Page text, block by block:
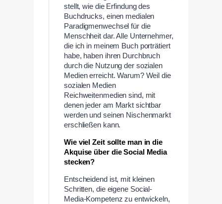
stellt, wie die Erfindung des
Buchdrucks, einen medialen
Paradigmenwechsel für die
Menschheit dar. Alle Unternehmer,
die ich in meinem Buch porträtiert
habe, haben ihren Durchbruch
durch die Nutzung der sozialen
Medien erreicht. Warum? Weil die
sozialen Medien
Reichweitenmedien sind, mit
denen jeder am Markt sichtbar
werden und seinen Nischenmarkt
erschließen kann.
Wie viel Zeit sollte man in die
Akquise über die Social Media
stecken?
Entscheidend ist, mit kleinen
Schritten, die eigene Social-
Media-Kompetenz zu entwickeln,